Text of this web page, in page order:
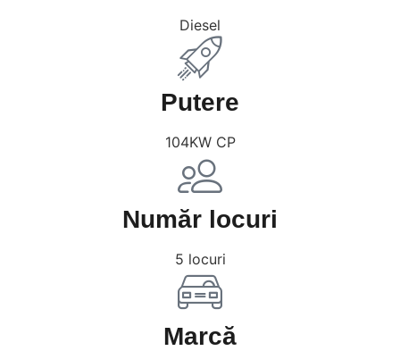
Diesel
Putere
104KW CP
Număr locuri
5 locuri
Marcă